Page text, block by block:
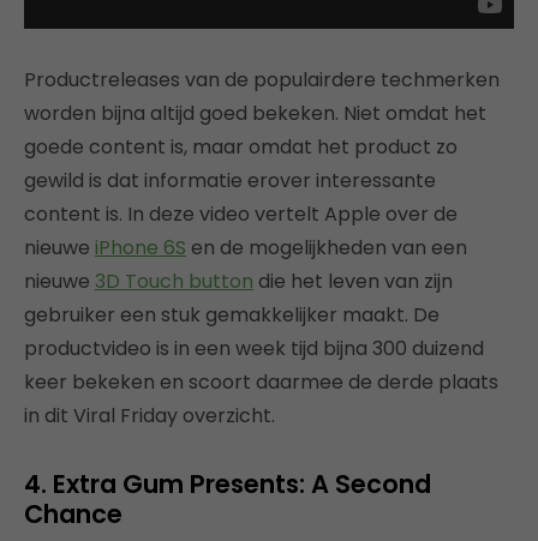
Productreleases van de populairdere techmerken
worden bijna altijd goed bekeken. Niet omdat het
goede content is, maar omdat het product zo
gewild is dat informatie erover interessante
content is. In deze video vertelt Apple over de
nieuwe iPhone 6S en de mogelijkheden van een
nieuwe 3D Touch button die het leven van zijn
gebruiker een stuk gemakkelijker maakt. De
productvideo is in een week tijd bijna 300 duizend
keer bekeken en scoort daarmee de derde plaats
in dit Viral Friday overzicht.
4. Extra Gum Presents: A Second
Chance